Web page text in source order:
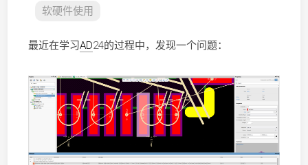
软硬件使用
最近在学习AD24的过程中，发现一个问题：